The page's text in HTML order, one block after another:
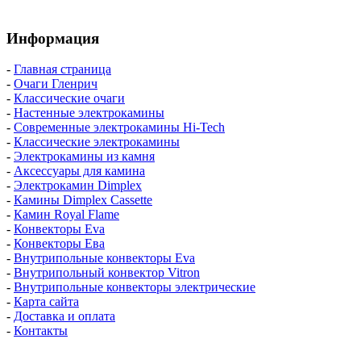
Информация
- Главная страница
- Очаги Гленрич
- Классические очаги
- Настенные электрокамины
- Современные электрокамины Hi-Tech
- Классические электрокамины
- Электрокамины из камня
- Аксессуары для камина
- Электрокамин Dimplex
- Камины Dimplex Cassette
- Камин Royal Flame
- Конвекторы Eva
- Конвекторы Ева
- Внутрипольные конвекторы Eva
- Внутрипольный конвектор Vitron
- Внутрипольные конвекторы электрические
- Карта сайта
- Доставка и оплата
- Контакты